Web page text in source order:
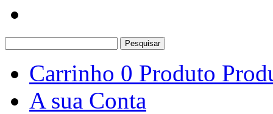
Carrinho 0 Produto
A sua Conta